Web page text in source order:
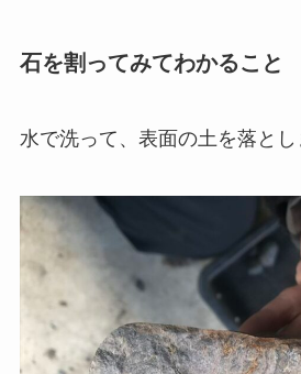
石を割ってみてわかること
水で洗って、表面の土を落とし